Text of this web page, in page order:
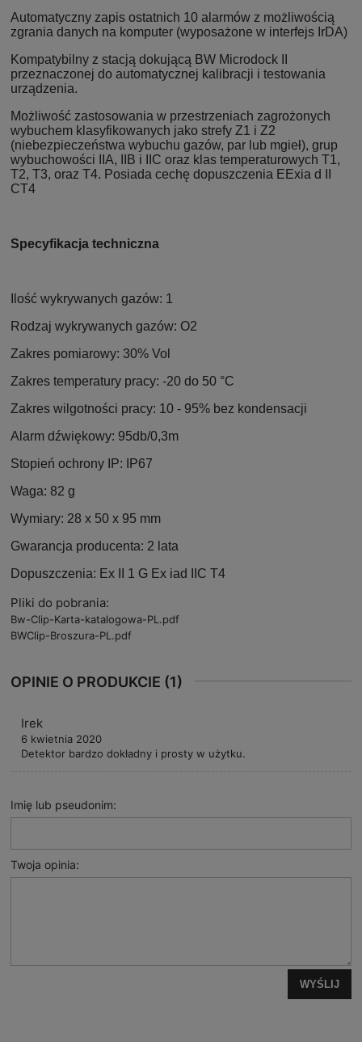
Automatyczny zapis ostatnich 10 alarmów z możliwością
zgrania danych na komputer (wyposażone w interfejs IrDA)
Kompatybilny z stacją dokującą BW Microdock II
przeznaczonej do automatycznej kalibracji i testowania
urządzenia.
Możliwość zastosowania w przestrzeniach zagrożonych
wybuchem klasyfikowanych jako strefy Z1 i Z2
(niebezpieczeństwa wybuchu gazów, par lub mgieł), grup
wybuchowości IIA, IIB i IIC oraz klas temperaturowych T1,
T2, T3, oraz T4. Posiada cechę dopuszczenia EExia d II
CT4
Specyfikacja techniczna
Ilość wykrywanych gazów: 1
Rodzaj wykrywanych gazów: O2
Zakres pomiarowy: 30% Vol
Zakres temperatury pracy: -20 do 50 °C
Zakres wilgotności pracy: 10 - 95% bez kondensacji
Alarm dźwiękowy: 95db/0,3m
Stopień ochrony IP: IP67
Waga: 82 g
Wymiary: 28 x 50 x 95 mm
Gwarancja producenta: 2 lata
Dopuszczenia: Ex II 1 G Ex iad IIC T4
Pliki do pobrania:
Bw-Clip-Karta-katalogowa-PL.pdf
BWClip-Broszura-PL.pdf
OPINIE O PRODUKCIE (1)
Irek
6 kwietnia 2020
Detektor bardzo dokładny i prosty w użytku.
Imię lub pseudonim:
Twoja opinia:
WYŚLIJ